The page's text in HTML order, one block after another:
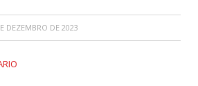
DEZEMBRO DE 2023